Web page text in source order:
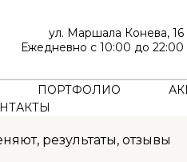
ул. Маршала Конева, 16
Ежедневно с 10:00 до 22:00
ПОРТФОЛИО
результаты, отзывы